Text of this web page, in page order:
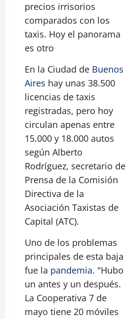
precios irrisorios
comparados con los
taxis. Hoy el panorama
es otro
En la Ciudad de Buenos
Aires hay unas 38.500
licencias de taxis
registradas, pero hoy
circulan apenas entre
15.000 y 18.000 autos
según Alberto
Rodríguez, secretario de
Prensa de la Comisión
Directiva de la
Asociación Taxistas de
Capital (ATC).
Uno de los problemas
principales de esta baja
fue la pandemia. "Hubo
un antes y un después.
La Cooperativa 7 de
mayo tiene 20 móviles